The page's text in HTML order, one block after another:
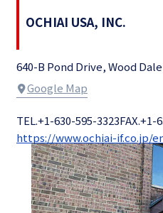
OCHIAI USA, INC.
640-B Pond Drive, Wood
Google Map
TEL.+1-630-595-3323FAX.+1-
https://www.ochiai-if.co.jp/